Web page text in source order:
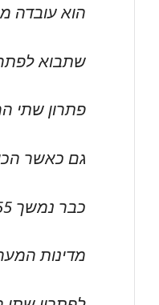
הוא עובדה
שתבוא
פתרון שתי
גם כאשר
כבר נמשך 55 שנה
מדינות